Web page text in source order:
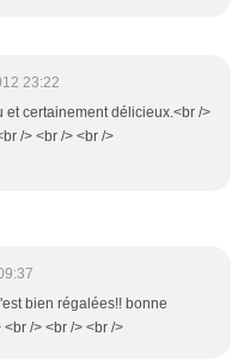
23:22
et certainement délicieux.<br />
/> <br /> <br />
bien régalées!! bonne
/> <br /> <br />